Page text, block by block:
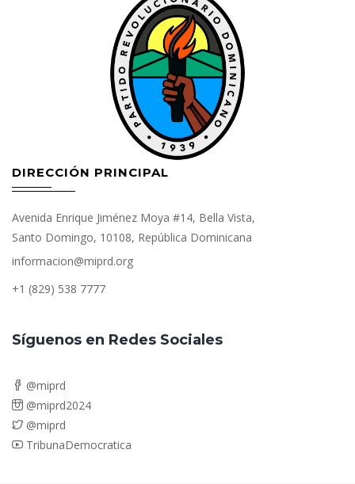
DIRECCIÓN PRINCIPAL
Avenida Enrique Jiménez Moya #14, Bella Vista,
Santo Domingo, 10108, República Dominicana
informacion@miprd.org
+1 (829) 538 7777
Síguenos en Redes Sociales
@miprd
@miprd2024
@miprd
TribunaDemocratica